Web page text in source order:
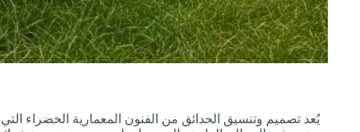
يُعد تصميم وتنسيق الحدائق من الفنون المعمارية الخضراء